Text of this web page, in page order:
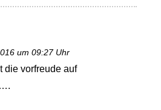
um 09:27 Uhr
die vorfreude auf